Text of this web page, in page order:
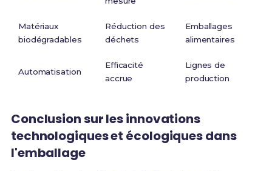
Matériaux
biodégradables
Réduction des
déchets
Emballages
alimentaires
Automatisation
Efficacité
accrue
Lignes de
production
Conclusion sur les innovations
technologiques et écologiques dans
l'emballage